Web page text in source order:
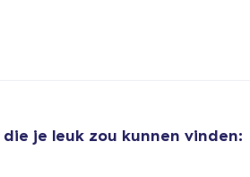
die je leuk zou kunnen vinden: